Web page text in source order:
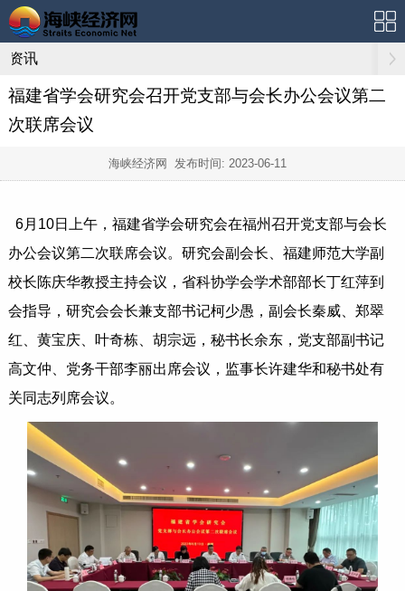
资讯
福建省学会研究会召开党支部与会长办公会议第二
次联席会议
海峡经济网 发布时间: 2023-06-11
6月10日上午，福建省学会研究会在福州召开党支部与会长
办公会议第二次联席会议。研究会副会长、福建师范大学副
校长陈庆华教授主持会议，省科协学会学术部部长丁红萍到
会指导，研究会会长兼支部书记柯少愚，副会长秦威、郑翠
红、黄宝庆、叶奇栋、胡宗远，秘书长余东，党支部副书记
高文仲、党务干部李丽出席会议，监事长许建华和秘书处有
关同志列席会议。